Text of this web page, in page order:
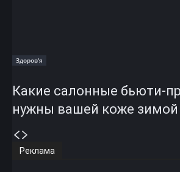
Здоров'я
Какие салонные бьюти-
нужны вашей коже зимой
Реклама